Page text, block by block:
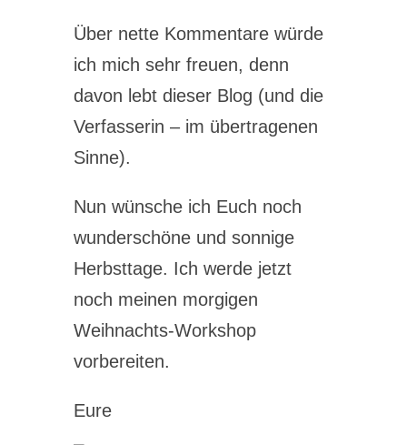
Über nette Kommentare würde
ich mich sehr freuen, denn
davon lebt dieser Blog (und die
Verfasserin – im übertragenen
Sinne).
Nun wünsche ich Euch noch
wunderschöne und sonnige
Herbsttage. Ich werde jetzt
noch meinen morgigen
Weihnachts-Workshop
vorbereiten.
Eure